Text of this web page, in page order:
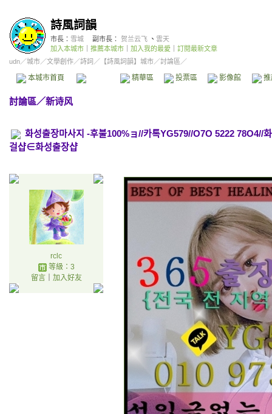
詩風詞韻
市長： 雪城 副市長： 贺兰云飞 、 雲天
加入本城市
推薦本城市 加入我的最愛
訂閱最新文章
udn／城市／文學創作／詩詞 ／ 【詩風詞韻】城市／討論區／
本城市首頁 精華區 投票區 影像館
討論區／新诗风
화성출장마사지 -후불100%ョ//카톡YG579//O7O 5222 78O4//
걸샵∈화성출장샵
rclc
等級：3
留言｜ 加入好友